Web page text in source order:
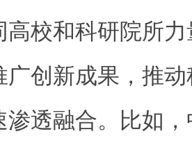
高校和科研院所
广创新成果，推
渗透融合。比如